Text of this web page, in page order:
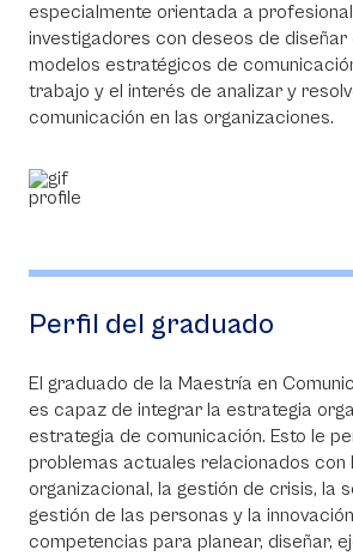
especialmente orientada a
investigadores con deseos de
modelos estratégicos de
trabajo y el interés de analizar y
comunicación en las organizaciones.
Perfil del graduado
El graduado de la Maestría en
es capaz de integrar la estrategia
estrategia de comunicación. Esto le
problemas actuales relacionados
organizacional, la gestión de crisis, la
gestión de las personas y la
competencias para planear, diseñar,